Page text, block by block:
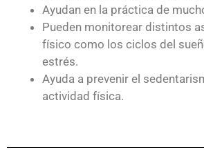
Ayudan en la práctica de
Pueden monitorear distintos
físico como los ciclos del
estrés.
Ayuda a prevenir el
actividad física.